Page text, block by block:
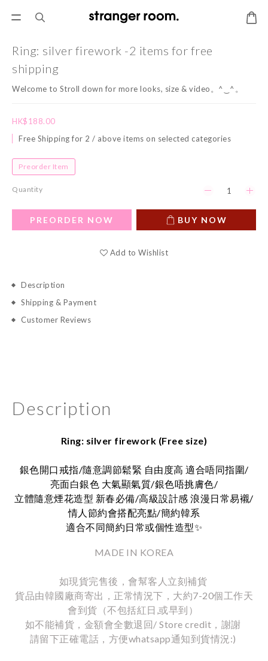
Ring: silver firework -2 items for free
shipping
Welcome to Stroll down for more looks, size & video。^‿^。
HK$188.00
Free Shipping for 2 / above items on selected categories
Preorder Item
Quantity
PREORDER NOW BUY NOW
Add to Wishlist
Description
Shipping & Payment
Customer Reviews
Description
Ring: silver firework (Free size)
銀色開口戒指/隨意調節鬆緊 自由度高 適合唔同指圍/
亮面白銀色 大氣顯氣質/銀色唔挑膚色/
立體隨意煙花造型 新春必備/高級設計感 浪漫日常易襯/
情人節約會搭配亮點/簡約韓系
適合不同簡約日常或個性造型✨
MADE IN KOREA
如現貨完售後，會幫客人立刻補貨
貨品由韓國廠商寄出，正常情況下，大約7-20個工作天
會到貨（不包括紅日,或早到）
如不能補貨，金額會全數退回/ Store credit，謝謝
請留下正確電話，方便whatsapp通知到貨情況:)